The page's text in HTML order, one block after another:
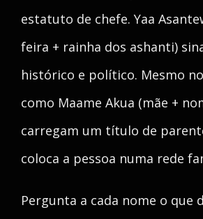
estatuto de chefe. Yaa
feira + rainha dos ashanti)
histórico e político. Mesmo
como Maame Akua (mãe +
carregam um título de
coloca a pessoa numa rede
Pergunta a cada nome o que